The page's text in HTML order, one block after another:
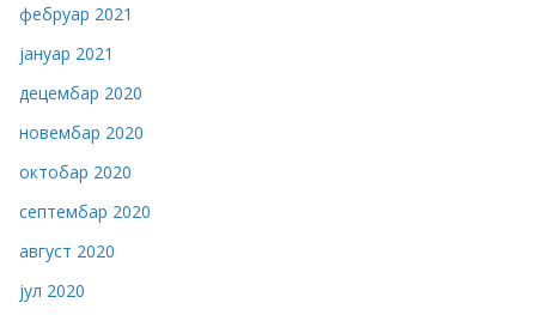
фебруар 2021
јануар 2021
децембар 2020
новембар 2020
октобар 2020
септембар 2020
август 2020
јул 2020